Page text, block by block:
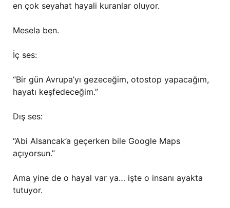
en çok seyahat hayali kuranlar oluyor.
Mesela ben.
İç ses:
“Bir gün Avrupa’yı gezeceğim, otostop yapacağım,
hayatı keşfedeceğim.”
Dış ses:
“Abi Alsancak’a geçerken bile Google Maps
açıyorsun.”
Ama yine de o hayal var ya… işte o insanı ayakta
tutuyor.